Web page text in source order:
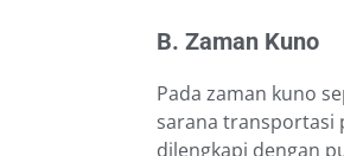
B. Zaman Kuno
Pada zaman kuno
sarana transportasi
dilengkapi dengan